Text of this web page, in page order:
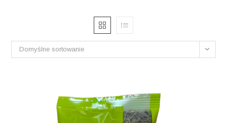
Domyślne sortowanie